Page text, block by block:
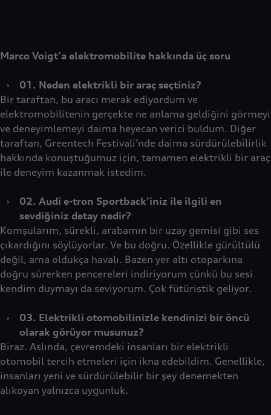
Marco Voigt’a elektromobilite hakkında üç soru
›
01. Neden elektrikli bir araç seçtiniz?
Bir taraftan, bu aracı merak ediyordum ve
elektromobilitenin gerçekte ne anlama geldiğini görmeyi
ve deneyimlemeyi daima heyecan verici buldum. Diğer
taraftan, Greentech Festivali’nde daima sürdürülebilirlik
hakkında konuştuğumuz için, tamamen elektrikli bir araç
ile deneyim kazanmak istedim.
›
02. Audi e-tron Sportback’iniz ile ilgili en
sevdiğiniz detay nedir?
Komşularım, sürekli, arabamın bir uzay gemisi gibi ses
çıkardığını söylüyorlar. Ve bu doğru. Özellikle gürültülü
değil, ama oldukça havalı. Bazen yer altı otoparkına
doğru sürerken pencereleri indiriyorum çünkü bu sesi
kendim duymayı da seviyorum. Çok fütüristik geliyor.
›
03. Elektrikli otomobilinizle kendinizi bir öncü
olarak görüyor musunuz?
Biraz. Aslında, çevremdeki insanları bir elektrikli
otomobil tercih etmeleri için ikna edebildim. Genellikle,
insanları yeni ve sürdürülebilir bir şey denemekten
alıkoyan yalnızca uygunluk.